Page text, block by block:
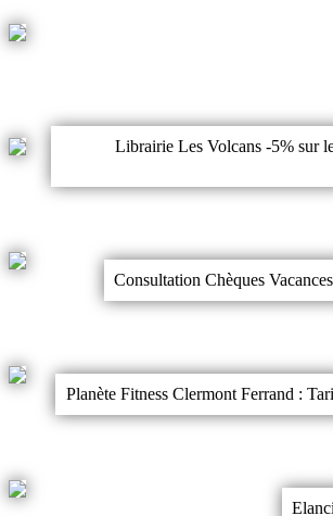
Librairie Les Volcans -5% sur
Consultation Chèques
Planète Fitness Clermont Ferrand :